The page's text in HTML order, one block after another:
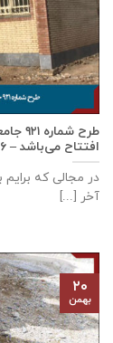
طرح
افتتاح می‌باشد – ۲۶ بهمن‌ماه ۱۳۹۹
در مجالی که
آخر [...]
۲۰
بهمن